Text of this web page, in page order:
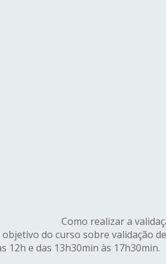
Como realizar a
do curso sobre validação
12h e das 13h30min às 17h30min.